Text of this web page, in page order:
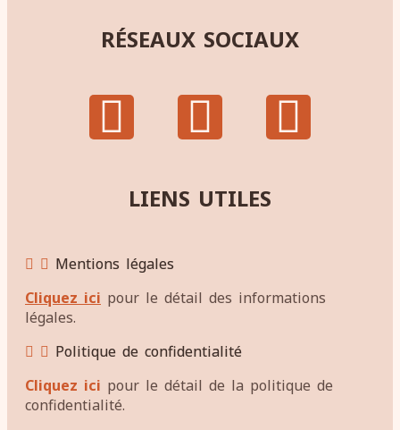
RÉSEAUX SOCIAUX
LIENS UTILES
Mentions légales
Cliquez ici pour le détail des informations
légales.
Politique de confidentialité
Cliquez ici pour le détail de la politique de
confidentialité.